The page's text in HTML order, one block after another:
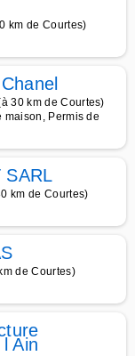
km de Courtes)
30 km de Courtes)
maison, Permis de
SARL
km de Courtes)
de Courtes)
Ain